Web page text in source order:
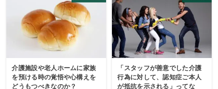
介護施設や老人ホームに家族
を預ける時の覚悟や心構えを
どうもつべきなのか？
「スタッフが善意でした介護
行為に対して、認知症ご本人
が抵抗を示される」ってな